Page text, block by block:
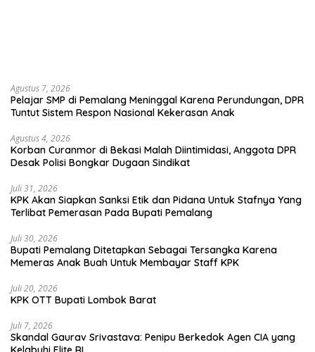
Agustus 7, 2026
Pelajar SMP di Pemalang Meninggal Karena Perundungan, DPR
Tuntut Sistem Respon Nasional Kekerasan Anak
Agustus 4, 2026
Korban Curanmor di Bekasi Malah Diintimidasi, Anggota DPR
Desak Polisi Bongkar Dugaan Sindikat
Juli 31, 2026
KPK Akan Siapkan Sanksi Etik dan Pidana Untuk Stafnya Yang
Terlibat Pemerasan Pada Bupati Pemalang
Juli 30, 2026
Bupati Pemalang Ditetapkan Sebagai Tersangka Karena
Memeras Anak Buah Untuk Membayar Staff KPK
Juli 20, 2026
KPK OTT Bupati Lombok Barat
Juli 7, 2026
Skandal Gaurav Srivastava: Penipu Berkedok Agen CIA yang